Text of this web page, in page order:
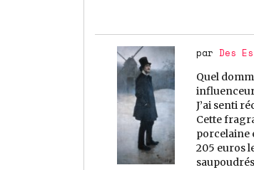
parDes
Quel
J’ai senti
Cette
porcelaine
205 euros